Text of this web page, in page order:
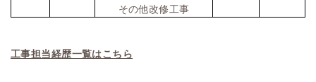
その他改修工事
工事担当経歴一覧はこちら